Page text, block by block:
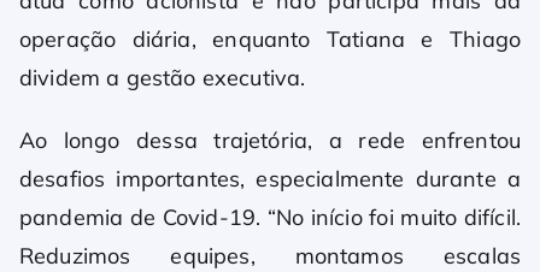
operação diária, enquanto Tatiana e Thiago
dividem a gestão executiva.
Ao longo dessa trajetória, a rede enfrentou
desafios importantes, especialmente durante a
pandemia de Covid-19. “No início foi muito difícil.
Reduzimos equipes, montamos escalas